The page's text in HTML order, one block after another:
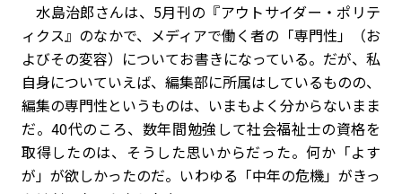
水島治郎さんは、5月刊の『アウトサイダー・ポリテ
ィクス』のなかで、メディアで働く者の「専門性」（お
よびその変容）についてお書きになっている。だが、私
自身についていえば、編集部に所属はしているものの、
編集の専門性というものは、いまもよく分からないまま
だ。40代のころ、数年間勉強して社会福祉士の資格を
取得したのは、そうした思いからだった。何か「よす
が」が欲しかったのだ。いわゆる「中年の危機」がきっ